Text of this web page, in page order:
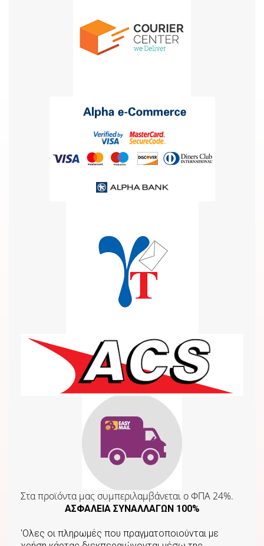
Στα προϊόντα μας συμπεριλαμβάνεται o ΦΠΑ 24%.
ΑΣΦΑΛΕΙΑ ΣΥΝΑΛΛΑΓΩΝ 100%
'Ολες οι πληρωμές που πραγματοποιούνται με